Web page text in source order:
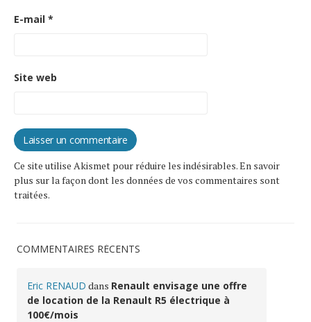
E-mail *
Site web
Ce site utilise Akismet pour réduire les indésirables.En savoir
plus sur la façon dont les données de vos commentaires sont
traitées.
COMMENTAIRES RÉCENTS
Eric RENAUD dans Renault envisage une offre
de location de la Renault R5 électrique à
100€/mois